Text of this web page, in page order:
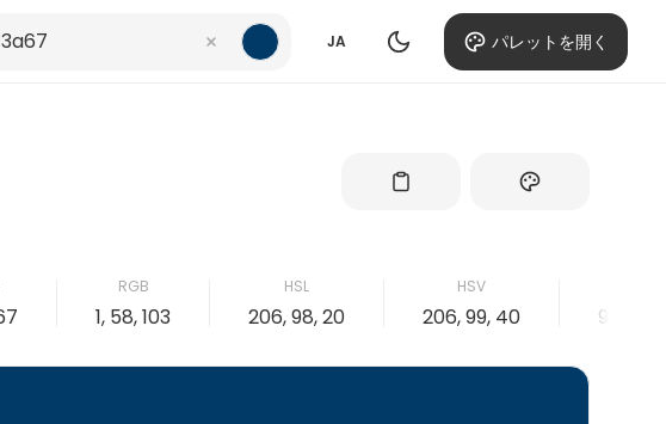
JA パレットを開く
RGB
1, 58, 103
HSL
206, 98, 20
HSV
206, 99, 40 99, 44,